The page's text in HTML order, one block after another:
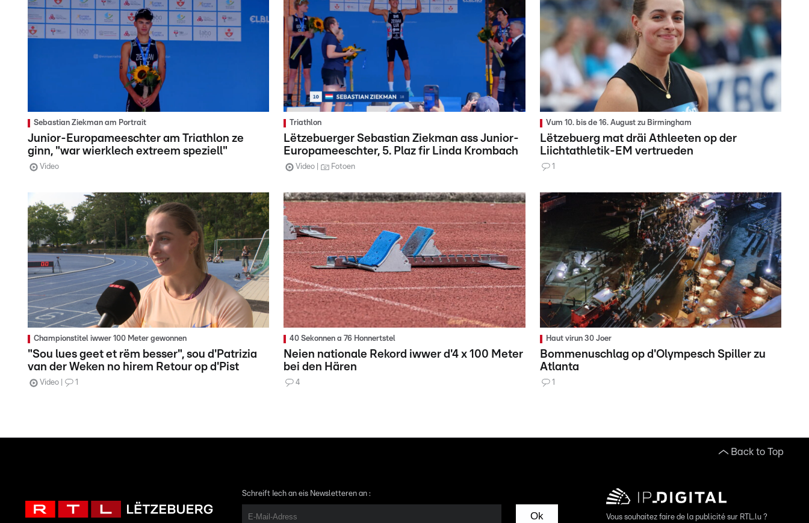
Sebastian Ziekman am Portrait
Junior-Europameeschter am Triathlon ze
ginn, "war wierklech extreem speziell"
Video
Triathlon
Lëtzebuerger Sebastian Ziekman ass Junior-
Europameeschter, 5. Plaz fir Linda Krombach
Video Fotoen
Vum 10. bis de 16. August zu Birmingham
Lëtzebuerg mat dräi Athleeten op der
Liichtathletik-EM vertrueden
1
Championstitel iwwer 100 Meter gewonnen
"Sou lues geet et rëm besser", sou d'Patrizia
van der Weken no hirem Retour op d'Pist
Video 1
40 Sekonnen a 76 Honnertstel
Neien nationale Rekord iwwer d'4 x 100 Meter
bei den Hären
4
Haut virun 30 Joer
Bommenuschlag op d'Olympesch Spiller zu
Atlanta
1
Back to Top
Schreift Iech an eis Newsletteren an :
Ok
Vous souhaitez faire de la publicité sur RTL.lu ?